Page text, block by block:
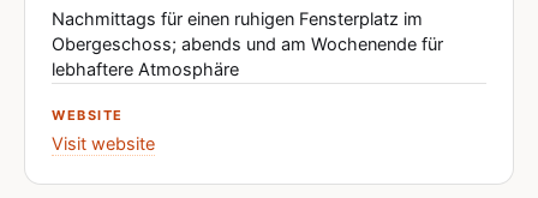
Nachmittags für einen ruhigen Fensterplatz im
Obergeschoss; abends und am Wochenende für
lebhaftere Atmosphäre
WEBSITE
Visit website